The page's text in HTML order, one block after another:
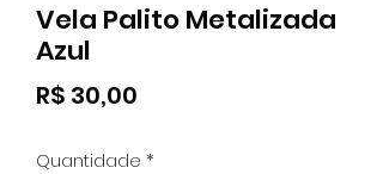
Vela Palito Metalizada
Azul
R$ 30,00
Quantidade *